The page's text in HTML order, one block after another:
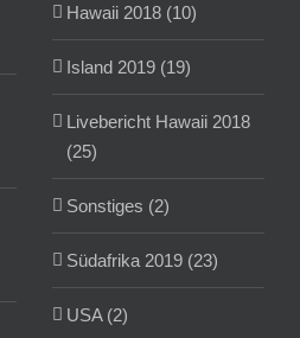
Hawaii 2018 (10)
Island 2019 (19)
Livebericht Hawaii 2018
(25)
Sonstiges (2)
Südafrika 2019 (23)
USA (2)